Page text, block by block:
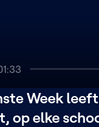
Week
op elke